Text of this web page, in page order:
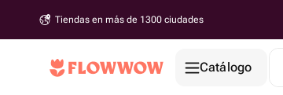
Tiendas en más de 1300 ciudades
Catálogo